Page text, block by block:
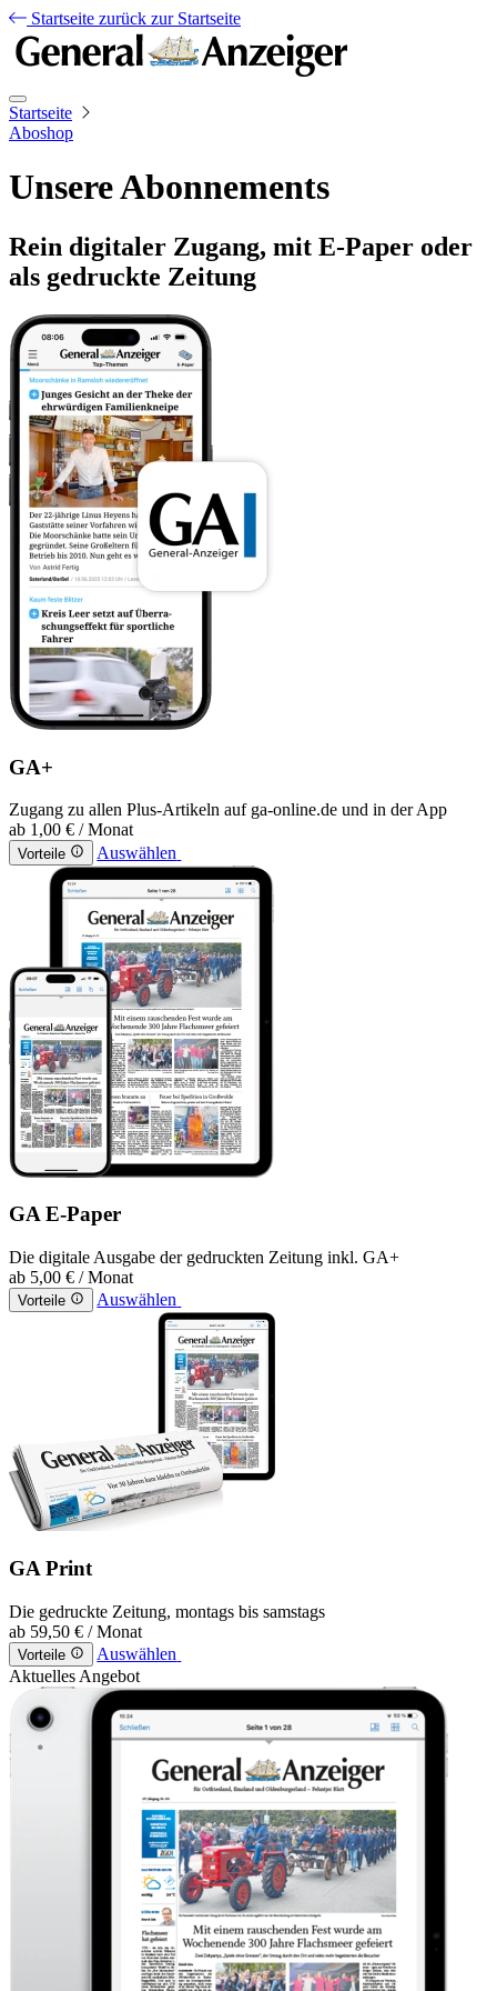
Startseite zurück zur Startseite
Startseite
Aboshop
Unsere Abonnements
Rein digitaler Zugang, mit E-Paper oder
als gedruckte Zeitung
GA+
Zugang zu allen Plus-Artikeln auf ga-online.de und in der App
ab 1,00 € / Monat
Vorteile Auswählen
GA E-Paper
Die digitale Ausgabe der gedruckten Zeitung inkl. GA+
ab 5,00 € / Monat
Vorteile Auswählen
GA Print
Die gedruckte Zeitung, montags bis samstags
ab 59,50 € / Monat
Vorteile
Auswählen
Aktuelles Angebot